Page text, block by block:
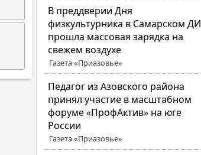
В преддверии Дня
физкультурника в Самарском ДИ
прошла массовая зарядка на
свежем воздухе
Газета «Приазовье»
Педагог из Азовского района
принял участие в масштабном
форуме «ПрофАктив» на юге
России
Газета «Приазовье»